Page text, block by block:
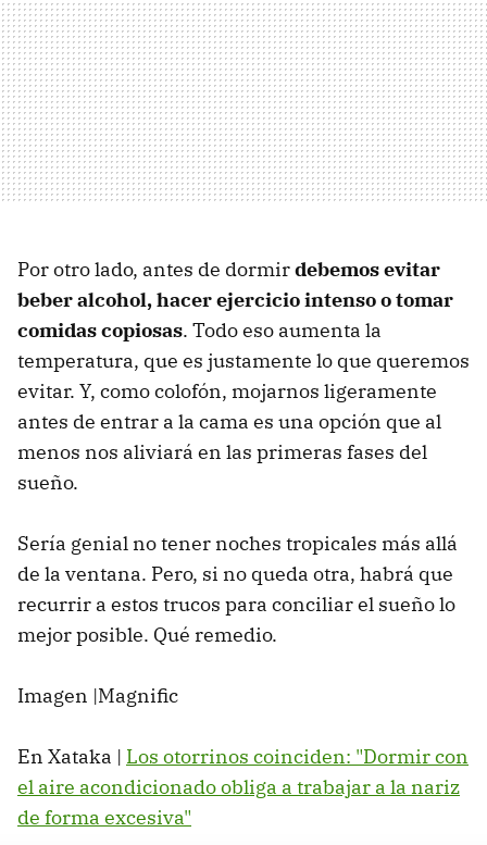
Por otro lado, antes de dormirdebemos evitar
beber alcohol, hacer ejercicio intenso o tomar
comidas copiosas. Todo eso aumenta la
temperatura, que es justamente lo que queremos
evitar. Y, como colofón, mojarnos ligeramente
antes de entrar a la cama es una opción que al
menos nos aliviará en las primeras fases del
sueño.
Sería genial no tener noches tropicales más allá
de la ventana. Pero, si no queda otra, habrá que
recurrir a estos trucos para conciliar el sueño lo
mejor posible. Qué remedio.
Imagen |Magnific
En Xataka | Los otorrinos coinciden: "Dormir con
el aire acondicionado obliga a trabajar a la nariz
de forma excesiva"